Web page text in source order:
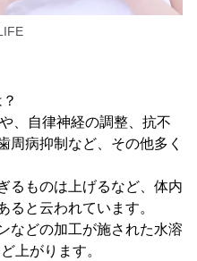
、自律神経の調整、抗不
周病抑制など、その他多く
るものは上げるなど、体内
ると云われています。
などの加工が施された水溶
上がります。